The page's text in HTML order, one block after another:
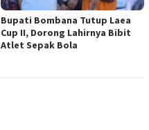
Bupati Bombana Tutup Laea
Cup II, Dorong Lahirnya Bibit
Atlet Sepak Bola